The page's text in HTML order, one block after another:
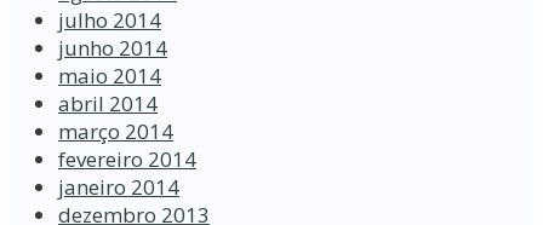
julho 2014
junho 2014
maio 2014
abril 2014
março 2014
fevereiro 2014
janeiro 2014
dezembro 2013